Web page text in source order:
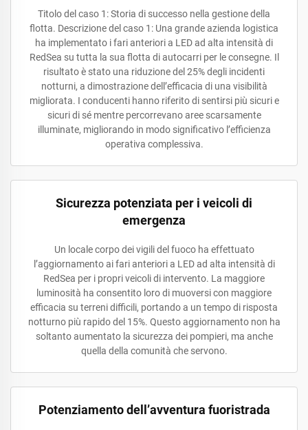
Titolo del caso 1: Storia di successo nella gestione della
flotta. Descrizione del caso 1: Una grande azienda logistica
ha implementato i fari anteriori a LED ad alta intensità di
RedSea su tutta la sua flotta di autocarri per le consegne. Il
risultato è stato una riduzione del 25% degli incidenti
notturni, a dimostrazione dell’efficacia di una visibilità
migliorata. I conducenti hanno riferito di sentirsi più sicuri e
sicuri di sé mentre percorrevano aree scarsamente
illuminate, migliorando in modo significativo l’efficienza
operativa complessiva.
Sicurezza potenziata per i veicoli di
emergenza
Un locale corpo dei vigili del fuoco ha effettuato
l’aggiornamento ai fari anteriori a LED ad alta intensità di
RedSea per i propri veicoli di intervento. La maggiore
luminosità ha consentito loro di muoversi con maggiore
efficacia su terreni difficili, portando a un tempo di risposta
notturno più rapido del 15%. Questo aggiornamento non ha
soltanto aumentato la sicurezza dei pompieri, ma anche
quella della comunità che servono.
Potenziamento dell’avventura fuoristrada